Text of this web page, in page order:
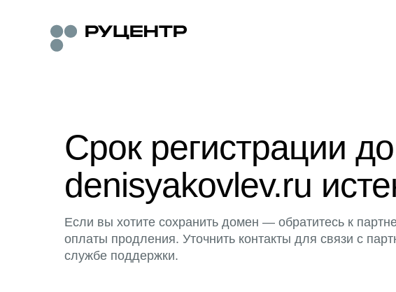
Срок регистрации
denisyakovlev.ru
Если вы хотите сохранить домен — обратитесь к
оплаты продления. Уточнить контакты для связи с
службе поддержки.